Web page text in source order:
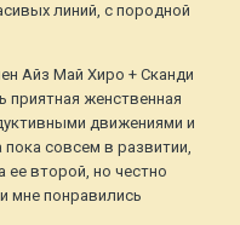
линий, с породной
Айз Май Хиро + Сканди
приятная женственная
движениями и
совсем в развитии,
второй, но честно
мне понравились